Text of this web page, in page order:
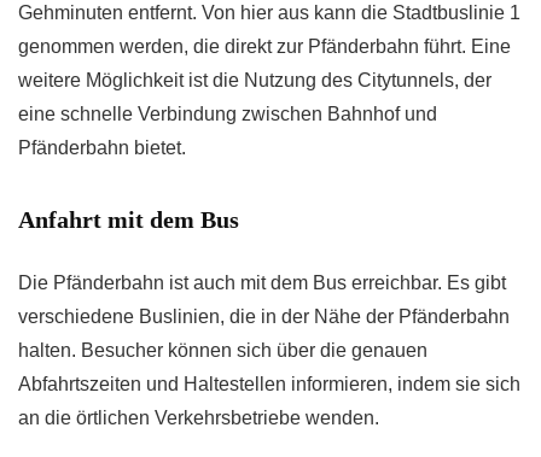
Gehminuten entfernt. Von hier aus kann die Stadtbuslinie 1
genommen werden, die direkt zur Pfänderbahn führt. Eine
weitere Möglichkeit ist die Nutzung des Citytunnels, der
eine schnelle Verbindung zwischen Bahnhof und
Pfänderbahn bietet.
Anfahrt mit dem Bus
Die Pfänderbahn ist auch mit dem Bus erreichbar. Es gibt
verschiedene Buslinien, die in der Nähe der Pfänderbahn
halten. Besucher können sich über die genauen
Abfahrtszeiten und Haltestellen informieren, indem sie sich
an die örtlichen Verkehrsbetriebe wenden.